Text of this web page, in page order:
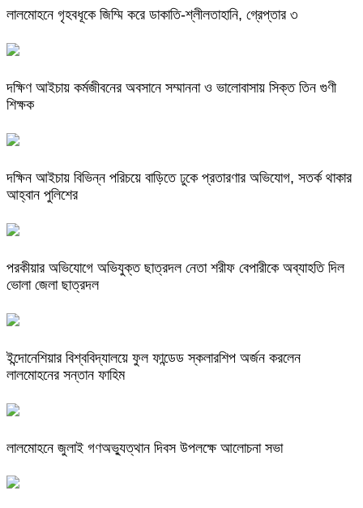
লালমোহনে গৃহবধূকে জিম্মি করে ডাকাতি-শ্লীলতাহানি, গ্রেপ্তার ৩
দক্ষিণ আইচায় কর্মজীবনের অবসানে সম্মাননা ও ভালোবাসায় সিক্ত তিন গুণী
শিক্ষক
দক্ষিন আইচায় ‎বিভিন্ন পরিচয়ে বাড়িতে ঢুকে প্রতারণার অভিযোগ, সতর্ক থাকার
আহ্বান পুলিশের
পরকীয়ার অভিযোগে অভিযুক্ত ছাত্রদল নেতা শরীফ বেপারীকে অব্যাহতি দিল
ভোলা জেলা ছাত্রদল
ইন্দোনেশিয়ার বিশ্ববিদ্যালয়ে ফুল ফান্ডেড স্কলারশিপ অর্জন করলেন
লালমোহনের সন্তান ফাহিম
লালমোহনে জুলাই গণঅভ্যুত্থান দিবস উপলক্ষে আলোচনা সভা